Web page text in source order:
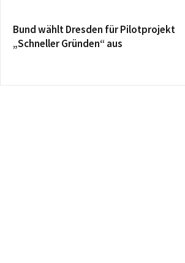
Bund wählt Dresden für Pilotprojekt
„Schneller Gründen“ aus